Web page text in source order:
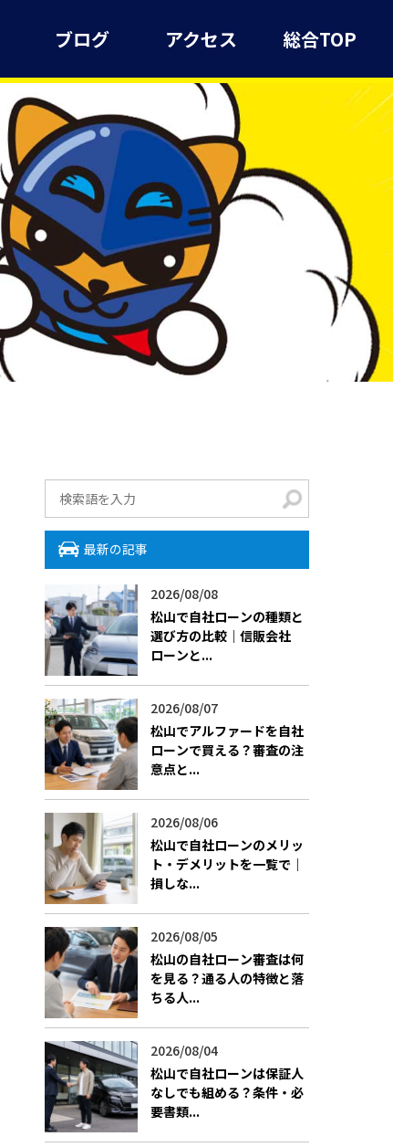
ブログ アクセス 総合TOP
最新の記事
2026/08/08
松山で自社ローンの種類と
選び方の比較｜信販会社
ローンと...
2026/08/07
松山でアルファードを自社
ローンで買える？審査の注
意点と...
2026/08/06
松山で自社ローンのメリッ
ト・デメリットを一覧で｜
損しな...
2026/08/05
松山の自社ローン審査は何
を見る？通る人の特徴と落
ちる人...
2026/08/04
松山で自社ローンは保証人
なしでも組める？条件・必
要書類...